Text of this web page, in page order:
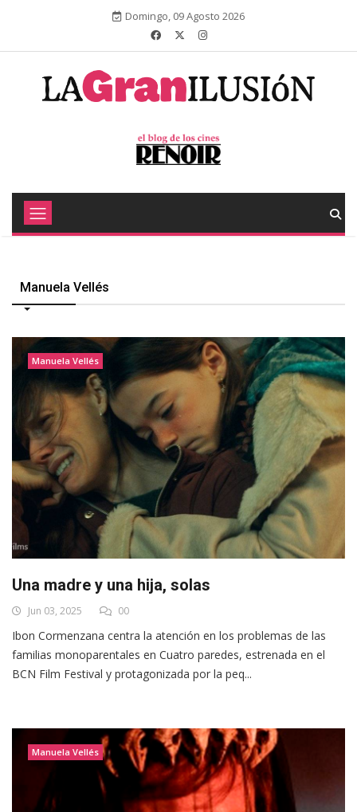
Domingo, 09 Agosto 2026
Manuela Vellés
Manuela Vellés
Una madre y una hija, solas
Jun 03, 2025 00
Ibon Cormenzana centra la atención en los problemas de las
familias monoparentales en Cuatro paredes, estrenada en el
BCN Film Festival y protagonizada por la peq...
Manuela Vellés